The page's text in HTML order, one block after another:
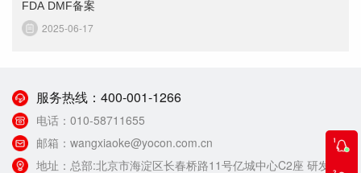
FDA DMF备案
2025-06-17
服务热线： 400-001-1266
电话： 010-58711655
邮箱： wangxiaoke@yocon.com.cn
地址： 总部:北京市海淀区长春桥路11号亿城中心C2座 研发生